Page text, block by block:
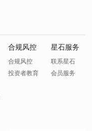
合规风控
合规风控
投资者教育
星石服务
联系星石
会员服务